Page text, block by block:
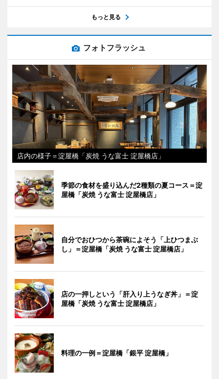
もっと見る
フォトフラッシュ
店内の様子＝淀屋橋「炭焼 うな富士 淀屋橋店」
季節の食材を盛り込んだ2種類の夏コース＝淀
屋橋「炭焼 うな富士 淀屋橋店」
自分でおひつから茶碗によそう「上ひつまぶ
し」＝淀屋橋「炭焼 うな富士 淀屋橋店」
店の一押しという「肝入り上うなぎ丼」＝淀
屋橋「炭焼 うな富士 淀屋橋店」
料理の一例＝淀屋橋「銀平 淀屋橋」